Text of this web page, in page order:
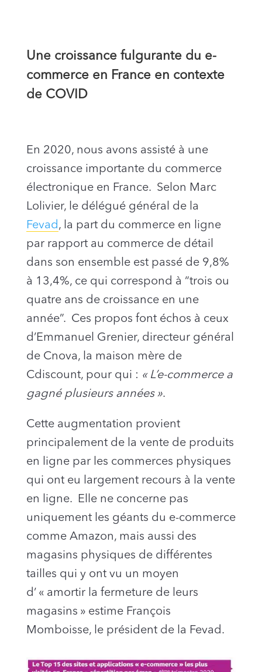
Une croissance fulgurante du e-
commerce en France en contexte
de COVID
En 2020, nous avons assisté à une
croissance importante du commerce
électronique en France. Selon Marc
Lolivier, le délégué général de la
Fevad , la part du commerce en ligne
par rapport au commerce de détail
dans son ensemble est passé de 9,8%
à 13,4%, ce qui correspond à “trois ou
quatre ans de croissance en une
année”. Ces propos font échos à ceux
d’Emmanuel Grenier, directeur général
de Cnova, la maison mère de
Cdiscount, pour qui : « L’e-commerce a
gagné plusieurs années ».
Cette augmentation provient
principalement de la vente de produits
en ligne par les commerces physiques
qui ont eu largement recours à la vente
en ligne. Elle ne concerne pas
uniquement les géants du e-commerce
comme Amazon, mais aussi des
magasins physiques de différentes
tailles qui y ont vu un moyen
d’ « amortir la fermeture de leurs
magasins » estime François
Momboisse, le président de la Fevad.